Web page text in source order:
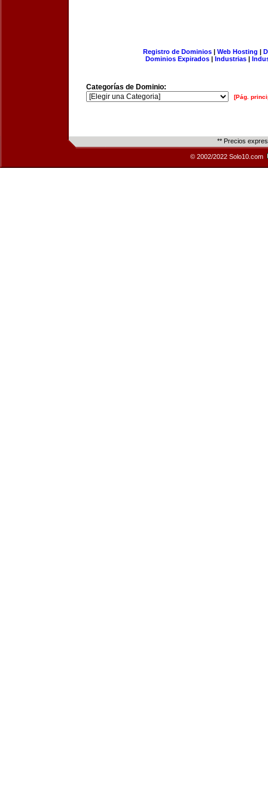
Registro de Dominios| Web Hosting |
Dominios Expirados | Industrias |
Categorías de Dominio:
[Pág.
** Precios
© 2002/2022 Solo10.com